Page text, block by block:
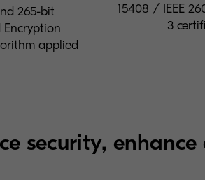
265-bit
Encryption
applied
15408 / IEEE
3
security,